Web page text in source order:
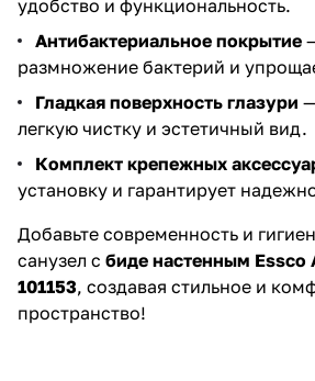
удобство и функциональность.
Антибактериальное покрытие
размножение бактерий и
Гладкая поверхность глазури
легкую чистку и эстетичный вид.
Комплект крепежных
установку и гарантирует
Добавьте современность и
санузел с биде настенным Essco
101153, создавая стильное и
пространство!